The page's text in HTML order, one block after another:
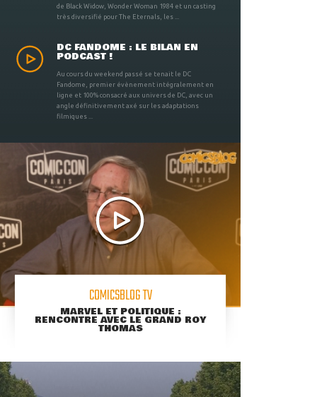
de Black Widow, Wonder Woman 1984 et un casting
très diversifié pour The Eternals, les ...
DC FANDOME : LE BILAN EN
PODCAST !
Au cours du weekend passé se tenait le DC
Fandome, premier évènement intégralement en
ligne et 100% consacré aux univers de DC, avec un
angle définitivement axé sur les adaptations
filmiques ...
COMICSBLOG TV
MARVEL ET POLITIQUE :
RENCONTRE AVEC LE GRAND ROY
THOMAS